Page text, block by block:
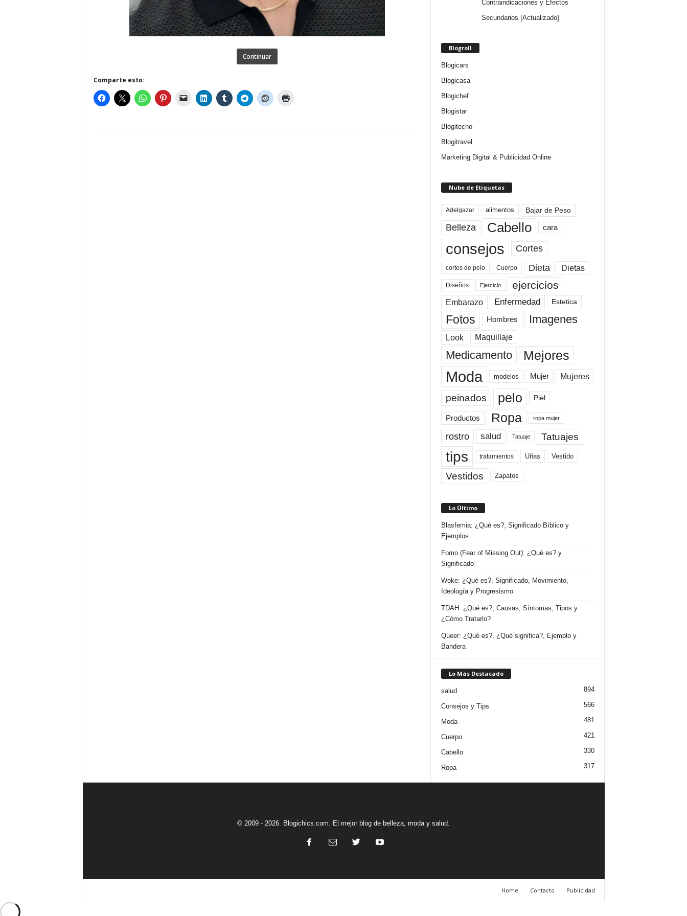
Continuar
Comparte esto:
Contraindicaciones y Efectos
Secundarios [Actualizado]
Blogroll
Blogicars
Blogicasa
Blogichef
Blogistar
Blogitecno
Blogitravel
Marketing Digital & Publicidad Online
Nube de Etiquetas
Adelgazar alimentos Bajar de Peso
Belleza Cabello cara
consejos Cortes
cortes de pelo Cuerpo Dieta Dietas
Diseños Ejercicio ejercicios
Embarazo Enfermedad Estetica
Fotos Hombres Imagenes
Look Maquillaje
Medicamento Mejores
Moda modelos Mujer Mujeres
peinados pelo Piel
Productos Ropa ropa mujer
rostro salud Tatuaje Tatuajes
tips tratamientos Uñas Vestido
Vestidos Zapatos
Lo Último
Blasfemia: ¿Qué es?, Significado Bíblico y
Ejemplos
Fomo (Fear of Missing Out): ¿Qué es? y
Significado
Woke: ¿Qué es?, Significado, Movimiento,
Ideología y Progresismo
TDAH: ¿Qué es?, Causas, Síntomas, Tipos y
¿Cómo Tratarlo?
Queer: ¿Qué es?, ¿Qué significa?, Ejemplo y
Bandera
Lo Más Destacado
salud 894
Consejos y Tips 566
Moda 481
Cuerpo 421
Cabello 330
Ropa 317
© 2009 - 2026. Blogichics.com. El mejor blog de belleza, moda y salud.
Home Contacto Publicidad